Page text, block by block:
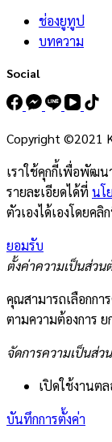
ช่องยูทูป
บทความ
Social
Copyright ©2021
เราใช้คุกกี้เพื่อพัฒ
รายละเอียดได้ที่ นโ
ตัวเองได้เองโดยคลิ
ยอมรับ
ตั้งค่าความเป็นส่วน
คุณสามารถเลือกกา
ตามความต้องการ
จัดการความเป็นส่ว
เปิดใช้งานต
บันทึกการตั้งค่า